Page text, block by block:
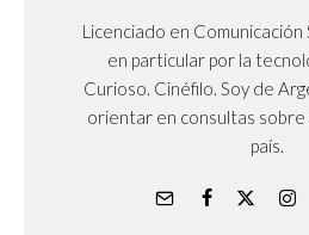
Licenciado en Comunicación
en particular por la
Curioso. Cinéfilo. Soy de
orientar en consultas
país.